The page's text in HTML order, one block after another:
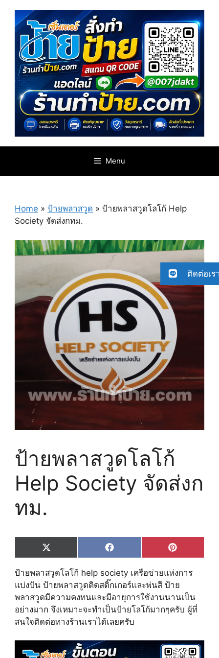
content
Menu
Home » ป้ายพลาสวูด » ป้ายพลาสวูดโลโก้ Help
Society จัด​ส่งกทม.
ป้ายพลาสวูดโลโก้
Help Society จัด​ส่งก
ทม.
Share
on
X
(
w
i
t
e
r
)
Share
on
F
a
c
e
b
o
k
Share
on
P
i
t
e
e
s
ป้ายพลาสวูดโลโก้ help society เครือข่ายแห่งการ
แบ่งปัน ป้ายพลาสวูดติดสติ๊กเกอร์และพ่นสี ป้าย
พลาสวูดมีความคงทนและมีอายุการใช้งานนานเป็น
อย่างมาก จึงเหมาะจะทำเป็นป้ายโลโก้มากๆครับ ผู้ที่
สนใจติดต่อทางร้านเราได้เลยครับ
ติดต่อเร